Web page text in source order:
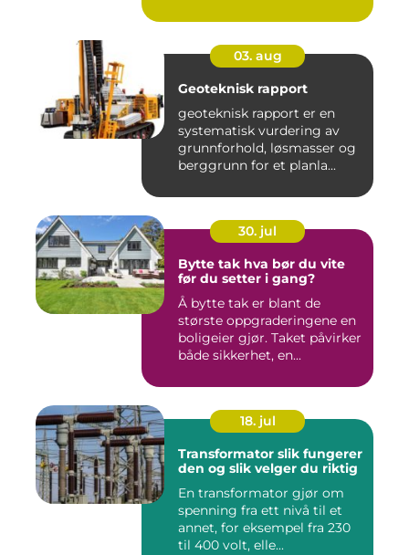
03. aug
Geoteknisk rapport
geoteknisk rapport er en
systematisk vurdering av
grunnforhold, løsmasser og
berggrunn for et planla...
30. jul
Bytte tak hva bør du vite
før du setter i gang?
Å bytte tak er blant de
største oppgraderingene en
boligeier gjør. Taket påvirker
både sikkerhet, en...
18. jul
Transformator slik fungerer
den og slik velger du riktig
En transformator gjør om
spenning fra ett nivå til et
annet, for eksempel fra 230
til 400 volt, elle...